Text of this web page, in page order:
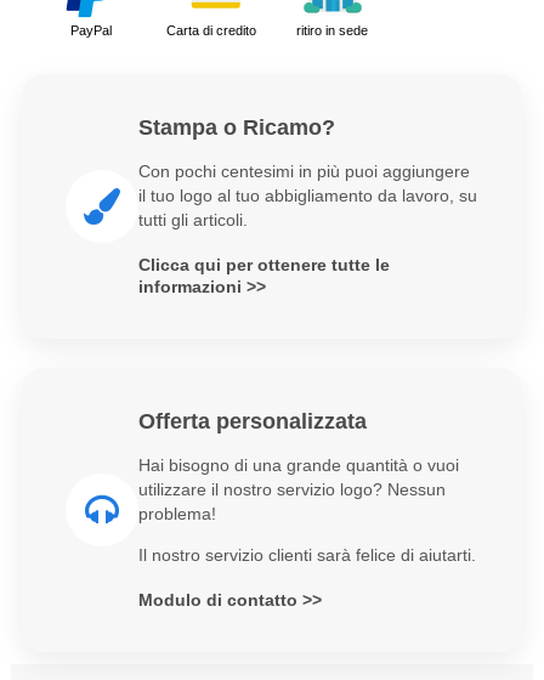
PayPal Carta di credito ritiro in sede
Stampa o Ricamo?
Con pochi centesimi in più puoi aggiungere
il tuo logo al tuo abbigliamento da lavoro, su
tutti gli articoli.
Clicca qui per ottenere tutte le
informazioni >>
Offerta personalizzata
Hai bisogno di una grande quantità o vuoi
utilizzare il nostro servizio logo? Nessun
problema!
Il nostro servizio clienti sarà felice di aiutarti.
Modulo di contatto >>